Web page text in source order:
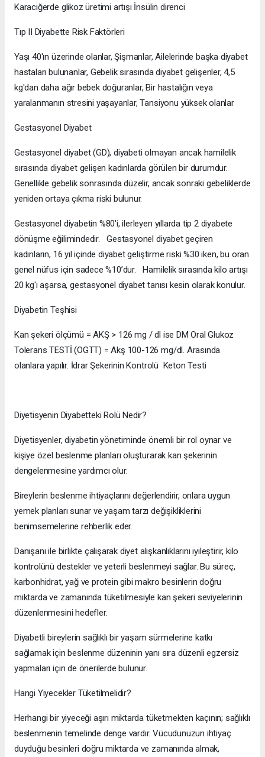
Karaciğerde glikoz üretimi artışı İnsülin direnci
Tıp II Diyabette Risk Faktörleri
Yaşı 40'ın üzerinde olanlar, Şişmanlar, Ailelerinde başka diyabet
hastaları bulunanlar, Gebelik sırasında diyabet gelişenler, 4,5
kg'dan daha ağır bebek doğuranlar, Bir hastalığın veya
yaralanmanın stresini yaşayanlar, Tansiyonu yüksek olanlar
Gestasyonel Diyabet
Gestasyonel diyabet (GD), diyabeti olmayan ancak hamilelik
sırasında diyabet gelişen kadınlarda görülen bir durumdur.
Genellikle gebelik sonrasında düzelir, ancak sonraki gebeliklerde
yeniden ortaya çıkma riski bulunur.
Gestasyonel diyabetin %80'i, ilerleyen yıllarda tip 2 diyabete
dönüşme eğilimindedir. Gestasyonel diyabet geçiren
kadınların, 16 yıl içinde diyabet geliştirme riski %30 iken, bu oran
genel nüfus için sadece %10’dur. Hamilelik sırasında kilo artışı
20 kg'ı aşarsa, gestasyonel diyabet tanısı kesin olarak konulur.
Diyabetin Teşhisi
Kan şekeri ölçümü = AKŞ > 126 mg / dl ise DM Oral Glukoz
Tolerans TESTİ (OGTT) = Akş 100-126 mg/dl. Arasında
olanlara yapılır. İdrar Şekerinin Kontrolü Keton Testi
Diyetisyenin Diyabetteki Rolü Nedir?
Diyetisyenler, diyabetin yönetiminde önemli bir rol oynar ve
kişiye özel beslenme planları oluşturarak kan şekerinin
dengelenmesine yardımcı olur.
Bireylerin beslenme ihtiyaçlarını değerlendirir, onlara uygun
yemek planları sunar ve yaşam tarzı değişikliklerini
benimsemelerine rehberlik eder.
Danışanı ile birlikte çalışarak diyet alışkanlıklarını iyileştirir, kilo
kontrolünü destekler ve yeterli beslenmeyi sağlar. Bu süreç,
karbonhidrat, yağ ve protein gibi makro besinlerin doğru
miktarda ve zamanında tüketilmesiyle kan şekeri seviyelerinin
düzenlenmesini hedefler.
Diyabetli bireylerin sağlıklı bir yaşam sürmelerine katkı
sağlamak için beslenme düzeninin yanı sıra düzenli egzersiz
yapmaları için de önerilerde bulunur.
Hangi Yiyecekler Tüketilmelidir?
Herhangi bir yiyeceği aşırı miktarda tüketmekten kaçının; sağlıklı
beslenmenin temelinde denge vardır. Vücudunuzun ihtiyaç
duyduğu besinleri doğru miktarda ve zamanında almak,